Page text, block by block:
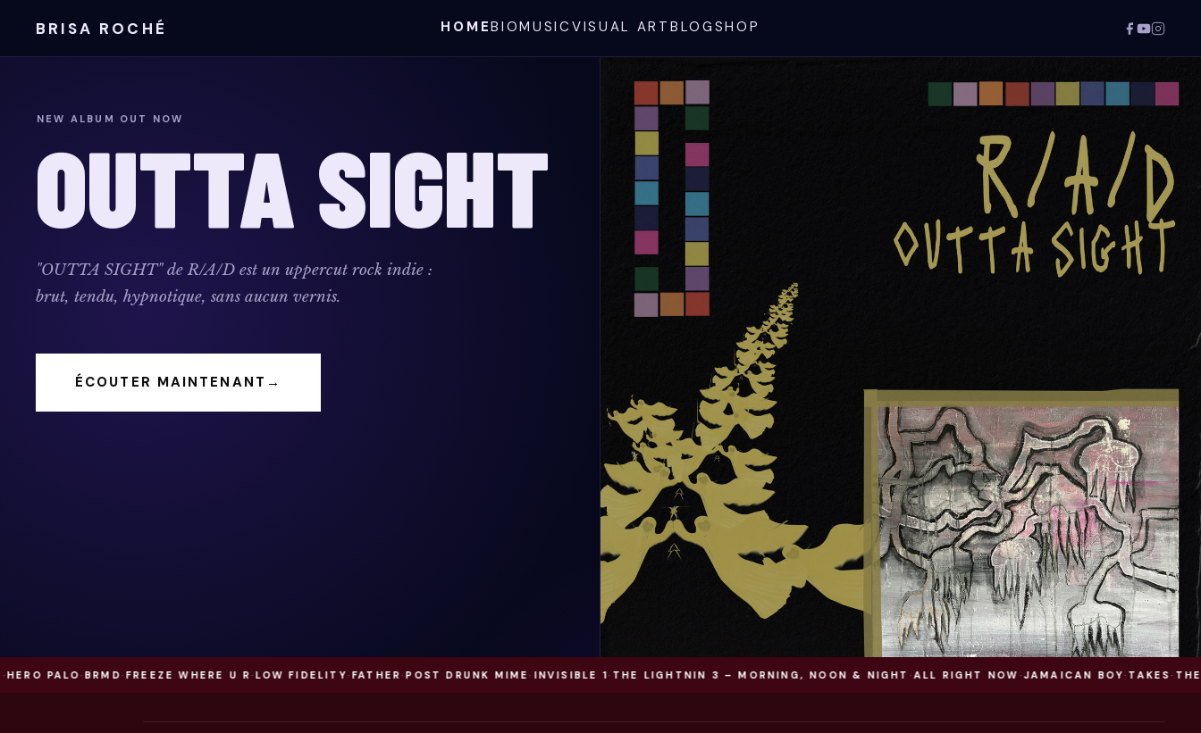
BRISA ROCHÉ HOMEBIOMUSIC VISUAL ART BLOG SHOP
NEW ALBUM OUT NOW
OUTTA SIGHT
"OUTTA SIGHT" de R/A/D est un uppercut rock indie :
brut, tendu, hypnotique, sans aucun vernis.
ÉCOUTER MAINTENANT →
·BRMD·FREEZE WHERE U R ·LOW FIDELITY·FATHER·POST DRUNK MIME· INVISIBLE 1· THE LIGHTNIN 3 – MORNING, NOON & NIGHT ·ALL RIGHT NOW·JAMAICAN BOY·TAKES·THE